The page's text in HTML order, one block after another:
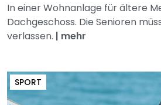
In einer Wohnanlage für ältere
Dachgeschoss. Die Senioren
verlassen. | mehr
SPORT